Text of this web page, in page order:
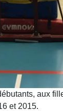
aux
et 2015.